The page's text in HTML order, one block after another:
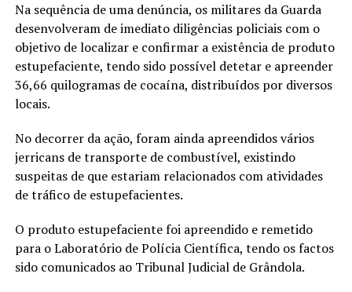
Na sequência de uma denúncia, os militares da Guarda
desenvolveram de imediato diligências policiais com o
objetivo de localizar e confirmar a existência de produto
estupefaciente, tendo sido possível detetar e apreender
36,66 quilogramas de cocaína, distribuídos por diversos
locais.
No decorrer da ação, foram ainda apreendidos vários
jerricans de transporte de combustível, existindo
suspeitas de que estariam relacionados com atividades
de tráfico de estupefacientes.
O produto estupefaciente foi apreendido e remetido
para o Laboratório de Polícia Científica, tendo os factos
sido comunicados ao Tribunal Judicial de Grândola.